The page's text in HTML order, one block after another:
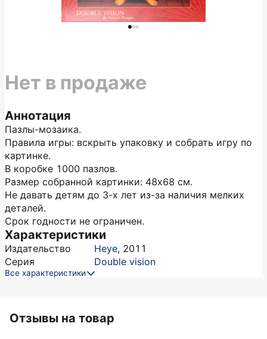
Аннотация
Пазлы-мозаика.
Правила игры: вскрыть упаковку и собрать игру по
картинке.
В коробке 1000 пазлов.
Размер собранной картинки: 48х68 см.
Не давать детям до 3-х лет из-за наличия мелких
деталей.
Срок годности не ограничен.
Характеристики
Издательство Heye, 2011
Серия
Double vision
Все характеристики
Нет в продаже
Отзывы на товар